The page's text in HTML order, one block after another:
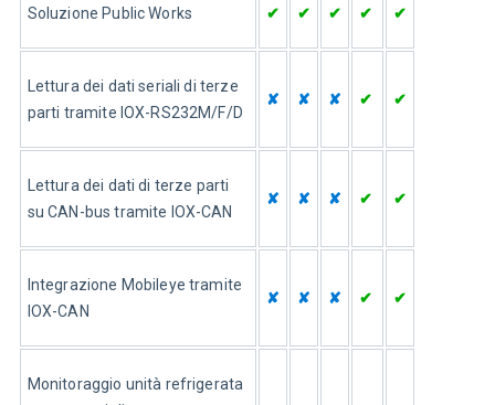
Soluzione Public Works ✔ ✔ ✔ ✔ ✔
Lettura dei dati seriali di terze
parti tramite IOX-RS232M/F/D
✘ ✘ ✘ ✔ ✔
Lettura dei dati di terze parti
su CAN-bus tramite IOX-CAN
✘ ✘ ✘ ✔ ✔
Integrazione Mobileye tramite
IOX-CAN
✘ ✘ ✘ ✔ ✔
Monitoraggio unità refrigerata